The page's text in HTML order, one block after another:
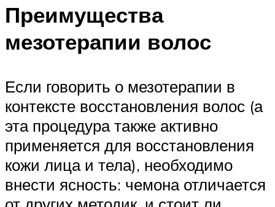
Преимущества
мезотерапии волос
Если говорить о мезотерапии в
контексте восстановления волос (а
эта процедура также активно
применяется для восстановления
кожи лица и тела), необходимо
внести ясность: чемона отличается